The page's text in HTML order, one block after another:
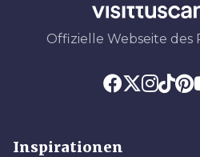
Offizielle Webseite des
Inspirationen